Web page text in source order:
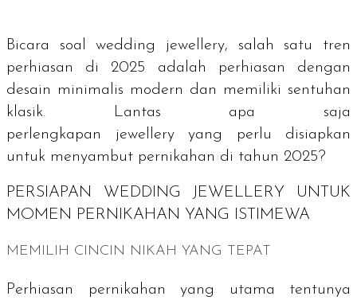
Bicara soalwedding jewellery, salah satu tren
perhiasan di 2025 adalah perhiasan dengan
desain minimalis modern dan memiliki sentuhan
klasik. Lantas apa saja
perlengkapan
jewellery yang perlu disiapkan
untuk menyambut pernikahan di tahun 2025?
PERSIAPAN WEDDING JEWELLERY UNTUK
MOMEN PERNIKAHAN YANG ISTIMEWA
MEMILIH CINCIN NIKAH YANG TEPAT
Perhiasan pernikahan yang utama tentunya